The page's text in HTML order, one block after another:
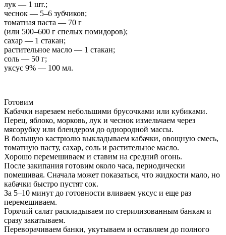
лук — 1 шт.;
чеснок — 5–6 зубчиков;
томатная паста — 70 г
(или 500–600 г спелых помидоров);
сахар — 1 стакан;
растительное масло — 1 стакан;
соль — 50 г;
уксус 9% — 100 мл.
Готовим
Кабачки нарезаем небольшими брусочками или кубиками.
Перец, яблоко, морковь, лук и чеснок измельчаем через
мясорубку или блендером до однородной массы.
В большую кастрюлю выкладываем кабачки, овощную смесь,
томатную пасту, сахар, соль и растительное масло.
Хорошо перемешиваем и ставим на средний огонь.
После закипания готовим около часа, периодически
помешивая. Сначала может показаться, что жидкости мало, но
кабачки быстро пустят сок.
За 5–10 минут до готовности вливаем уксус и еще раз
перемешиваем.
Горячий салат раскладываем по стерилизованным банкам и
сразу закатываем.
Переворачиваем банки, укутываем и оставляем до полного